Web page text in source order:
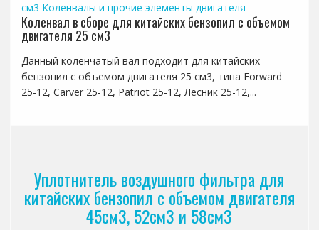
см3 Коленвалы и прочие элементы двигателя
Коленвал в сборе для китайских бензопил с объемом
двигателя 25 см3
Данный коленчатый вал подходит для китайских
бензопил с объемом двигателя 25 см3, типа Forward
25-12, Carver 25-12, Patriot 25-12, Лесник 25-12,...
Уплотнитель воздушного фильтра для
китайских бензопил с объемом двигателя
45см3, 52см3 и 58см3